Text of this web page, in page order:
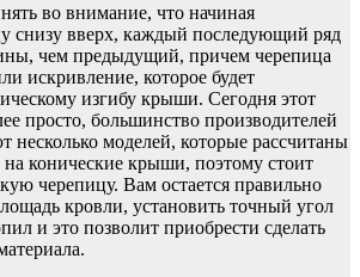
во внимание, что начиная
снизу вверх, каждый последующий ряд
чем предыдущий, причем черепица
искривление, которое будет
изгибу крыши. Сегодня этот
просто, большинство производителей
несколько моделей, которые рассчитаны
конические крыши, поэтому стоит
черепицу. Вам остается правильно
кровли, установить точный угол
и это позволит приобрести сделать